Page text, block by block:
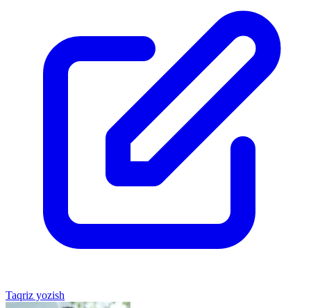
Taqriz yozish